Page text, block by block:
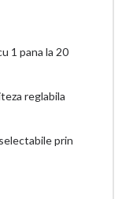
1 pana la 20
reglabila
prin